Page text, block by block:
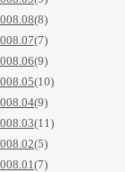
(8)
(7)
(9)
(10)
(9)
(11)
(5)
(7)